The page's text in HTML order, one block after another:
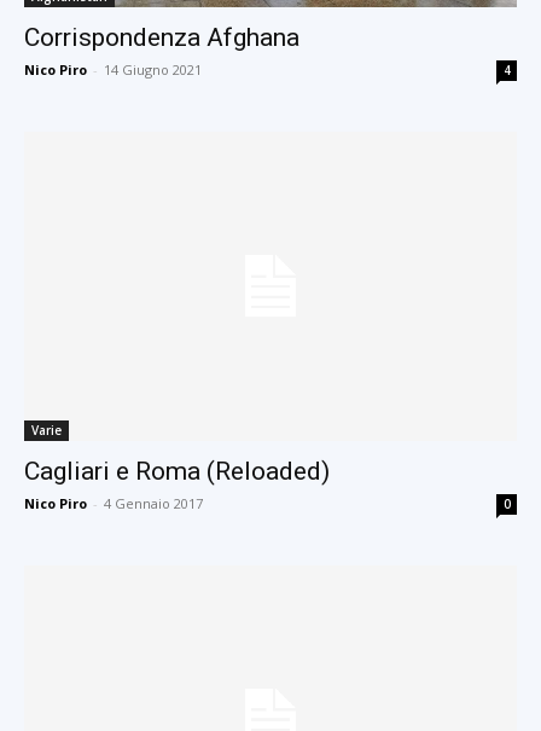
Corrispondenza Afghana
Nico Piro - 14 Giugno 2021 4
Varie
Cagliari e Roma (Reloaded)
Nico Piro - 4 Gennaio 2017 0